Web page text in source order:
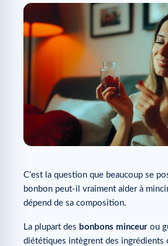
C’est la question que beaucoup se
bonbon peut-il vraiment aider à
dépend de sa composition.
La plupart des bonbons minceur ou
diététiques intègrent des ingrédients